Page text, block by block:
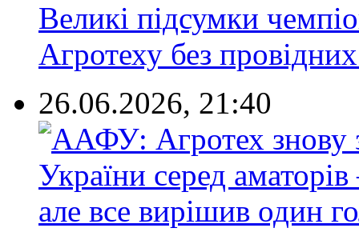
Великі підсумки
Агротеху без
26.06.2026, 21:40